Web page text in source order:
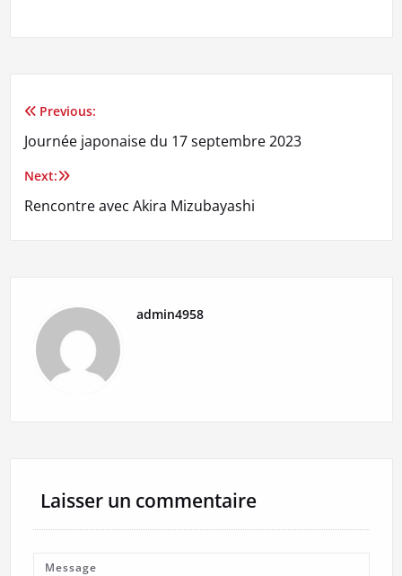
Navigation
de
l’article
Previous:
Journée japonaise du 17 septembre 2023
Next:
Rencontre avec Akira Mizubayashi
admin4958
Laisser un commentaire